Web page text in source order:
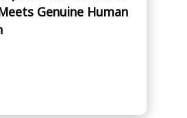
Genuine Human